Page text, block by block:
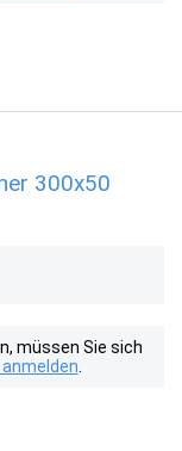
300x50
müssen Sie sich